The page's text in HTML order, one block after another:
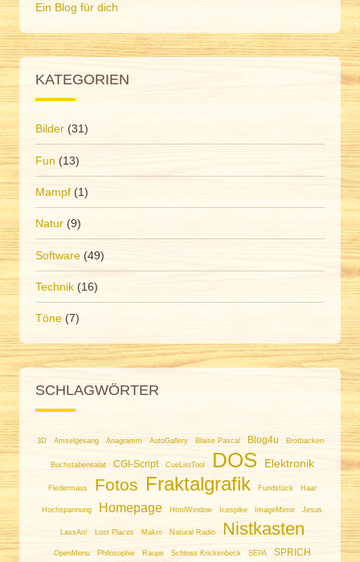
Ein Blog für dich
KATEGORIEN
Bilder (31)
Fun (13)
Mampf (1)
Natur (9)
Software (49)
Technik (16)
Töne (7)
SCHLAGWÖRTER
3D Amselgesang Anagramm AutoGallery Blaise Pascal Blog4u Brotbacken
Buchstabensalat CGI-Script CueListTool DOS Elektronik
Fledermaus Fotos Fraktalgrafik Fundstück Haar
Hochspannung Homepage HtmlWindow Icespike ImageMirror Jesus
LassAn! Lost Places Makro Natural Radio Nistkasten
OpenMenu Philosophie Raupe Schloss Krickenbeck SEPA SPRICH